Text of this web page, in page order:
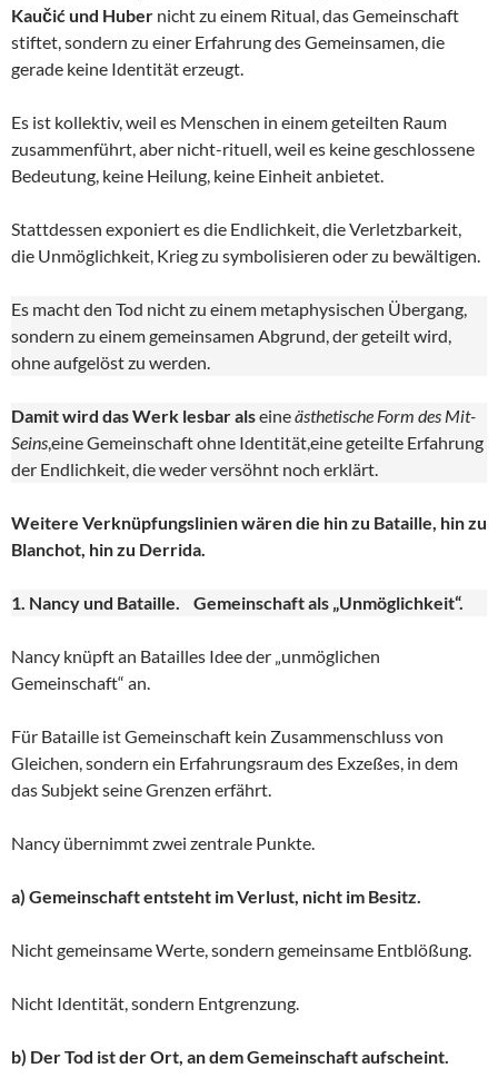
Kaučić und Huber nicht zu einem Ritual, das Gemeinschaft
stiftet, sondern zu einer Erfahrung des Gemeinsamen, die
gerade keine Identität erzeugt.
Es ist kollektiv, weil es Menschen in einem geteilten Raum
zusammenführt, aber nicht-rituell, weil es keine geschlossene
Bedeutung, keine Heilung, keine Einheit anbietet.
Stattdessen exponiert es die Endlichkeit, die Verletzbarkeit,
die Unmöglichkeit, Krieg zu symbolisieren oder zu bewältigen.
Es macht den Tod nicht zu einem metaphysischen Übergang,
sondern zu einem gemeinsamen Abgrund, der geteilt wird,
ohne aufgelöst zu werden.
Damit wird das Werk lesbar alseineästhetische Form des Mit-
Seins,eine Gemeinschaft ohne Identität,eine geteilte Erfahrung
der Endlichkeit, die weder versöhnt noch erklärt.
Weitere Verknüpfungslinien wären die hin zu Bataille, hin zu
Blanchot, hin zu Derrida.
1. Nancy und Bataille. Gemeinschaft als „Unmöglichkeit“.
Nancy knüpft an Batailles Idee der „unmöglichen
Gemeinschaft“ an.
Für Bataille ist Gemeinschaft kein Zusammenschluss von
Gleichen, sondern ein Erfahrungsraum des Exzeßes, in dem
das Subjekt seine Grenzen erfährt.
Nancy übernimmt zwei zentrale Punkte.
a) Gemeinschaft entsteht im Verlust, nicht im Besitz.
Nicht gemeinsame Werte, sondern gemeinsame Entblößung.
Nicht Identität, sondern Entgrenzung.
b) Der Tod ist der Ort, an dem Gemeinschaft aufscheint.